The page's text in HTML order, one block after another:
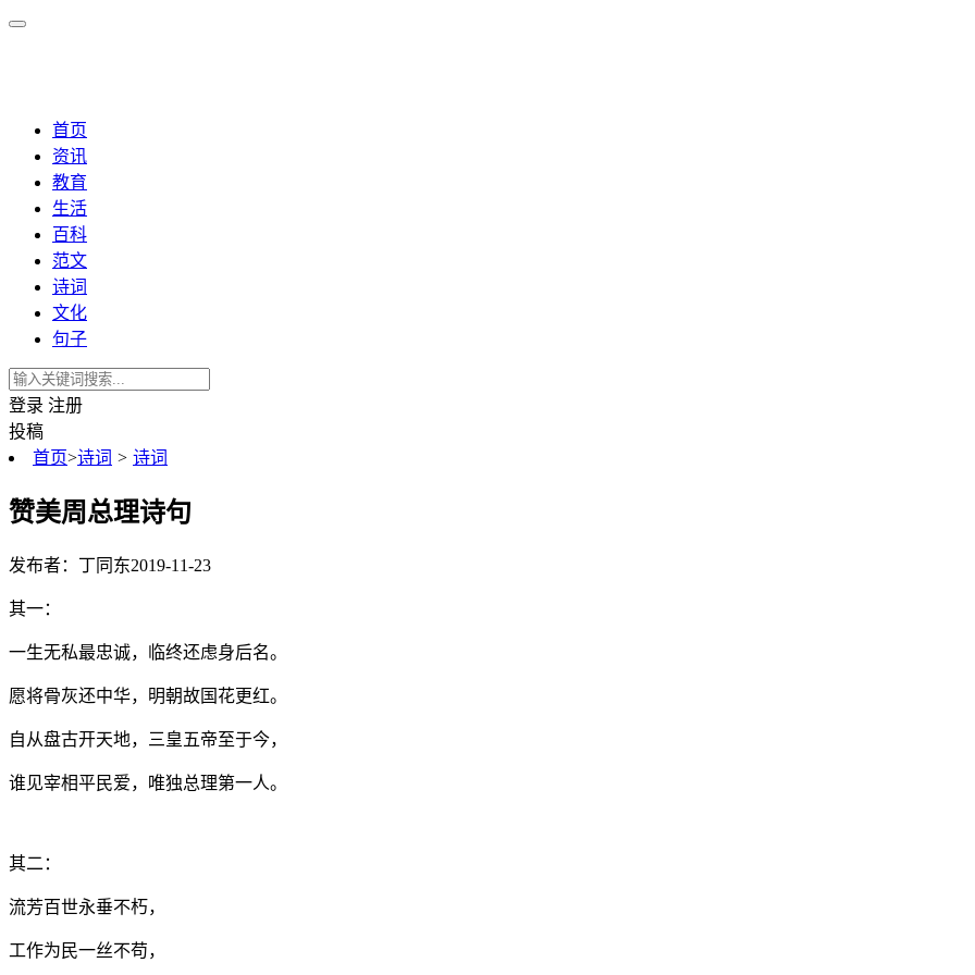
首页
资讯
教育
生活
百科
范文
诗词
文化
句子
登录 注册
投稿
首页>诗词 > 诗词
赞美周总理诗句
发布者：丁同东2019-11-23
其一：
一生无私最忠诚，临终还虑身后名。
愿将骨灰还中华，明朝故国花更红。
自从盘古开天地，三皇五帝至于今，
谁见宰相平民爱，唯独总理第一人。
其二：
流芳百世永垂不朽，
工作为民一丝不苟，